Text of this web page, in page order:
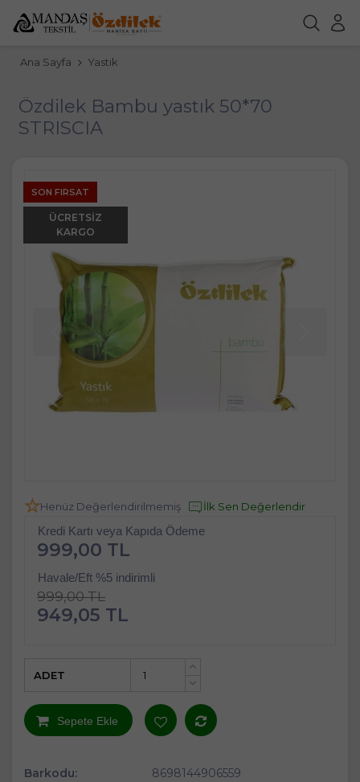
Ana Sayfa Yastık
Özdilek Bambu yastık 50*70
STRISCIA
SON FIRSAT
ÜCRETSIZ
KARGO
Henüz Değerlendirilmemiş İlk Sen Değerlendir
Kredi Kartı veya Kapıda Ödeme
999,00 TL
Havale/Eft %5 indirimli
999,00 TL
949,05 TL
+
ADET
Sepete Ekle
Barkodu:
8698144906559